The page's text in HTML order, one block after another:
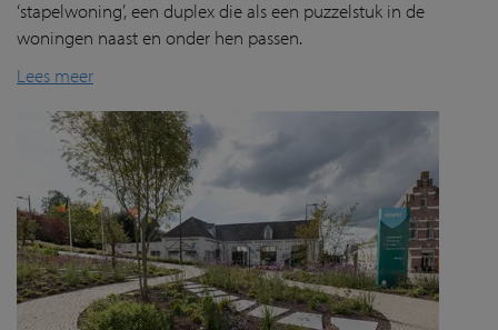
‘stapelwoning’, een duplex die als een puzzelstuk in de
woningen naast en onder hen passen.
Lees meer